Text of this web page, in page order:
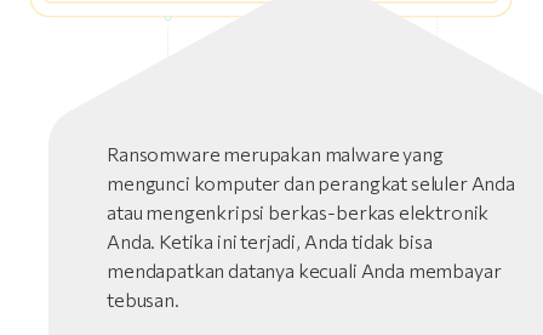
Ransomware merupakan malware yang
mengunci komputer dan perangkat seluler Anda
atau mengenkripsi berkas-berkas elektronik
Anda. Ketika ini terjadi, Anda tidak bisa
mendapatkan datanya kecuali Anda membayar
tebusan.